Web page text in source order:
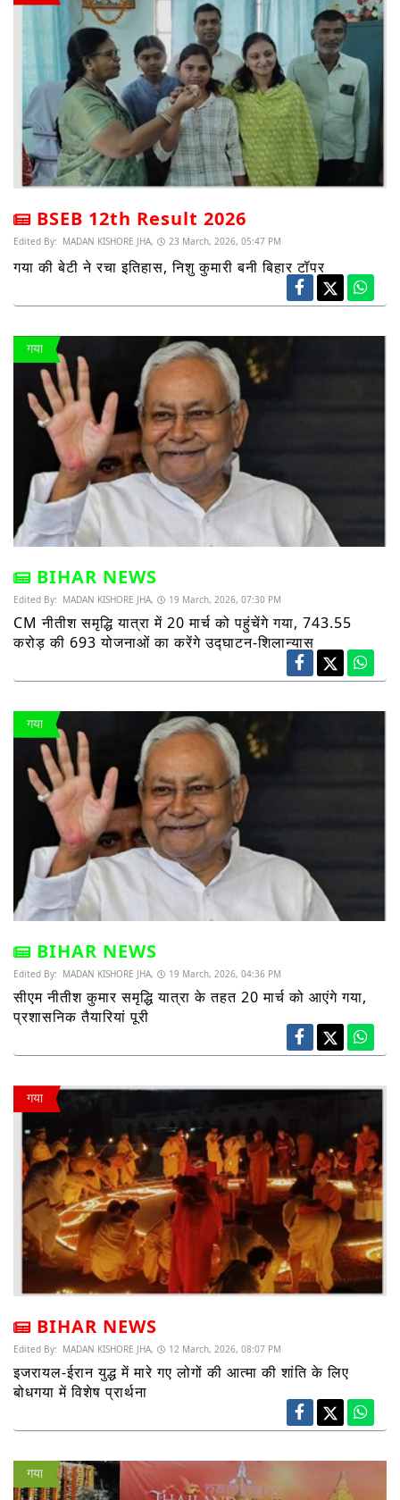
BSEB 12th Result 2026
Edited By: MADAN KISHORE JHA, 23 March, 2026, 05:47 PM
गया की बेटी ने रचा इतिहास, निशु कुमारी बनी बिहार टॉपर
गया
BIHAR NEWS
Edited By: MADAN KISHORE JHA, 19 March, 2026, 07:30 PM
CM नीतीश समृद्धि यात्रा में 20 मार्च को पहुंचेंगे गया, 743.55
करोड़ की 693 योजनाओं का करेंगे उद्घाटन-शिलान्यास
गया
BIHAR NEWS
Edited By: MADAN KISHORE JHA, 19 March, 2026, 04:36 PM
सीएम नीतीश कुमार समृद्धि यात्रा के तहत 20 मार्च को आएंगे गया,
प्रशासनिक तैयारियां पूरी
गया
BIHAR NEWS
Edited By: MADAN KISHORE JHA, 12 March, 2026, 08:07 PM
इजरायल-ईरान युद्ध में मारे गए लोगों की आत्मा की शांति के लिए
बोधगया में विशेष प्रार्थना
गया